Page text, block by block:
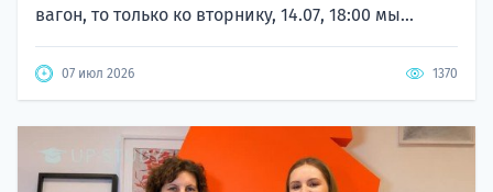
вагон, то только ко вторнику, 14.07, 18:00 мы...
07 июл 2026 1370